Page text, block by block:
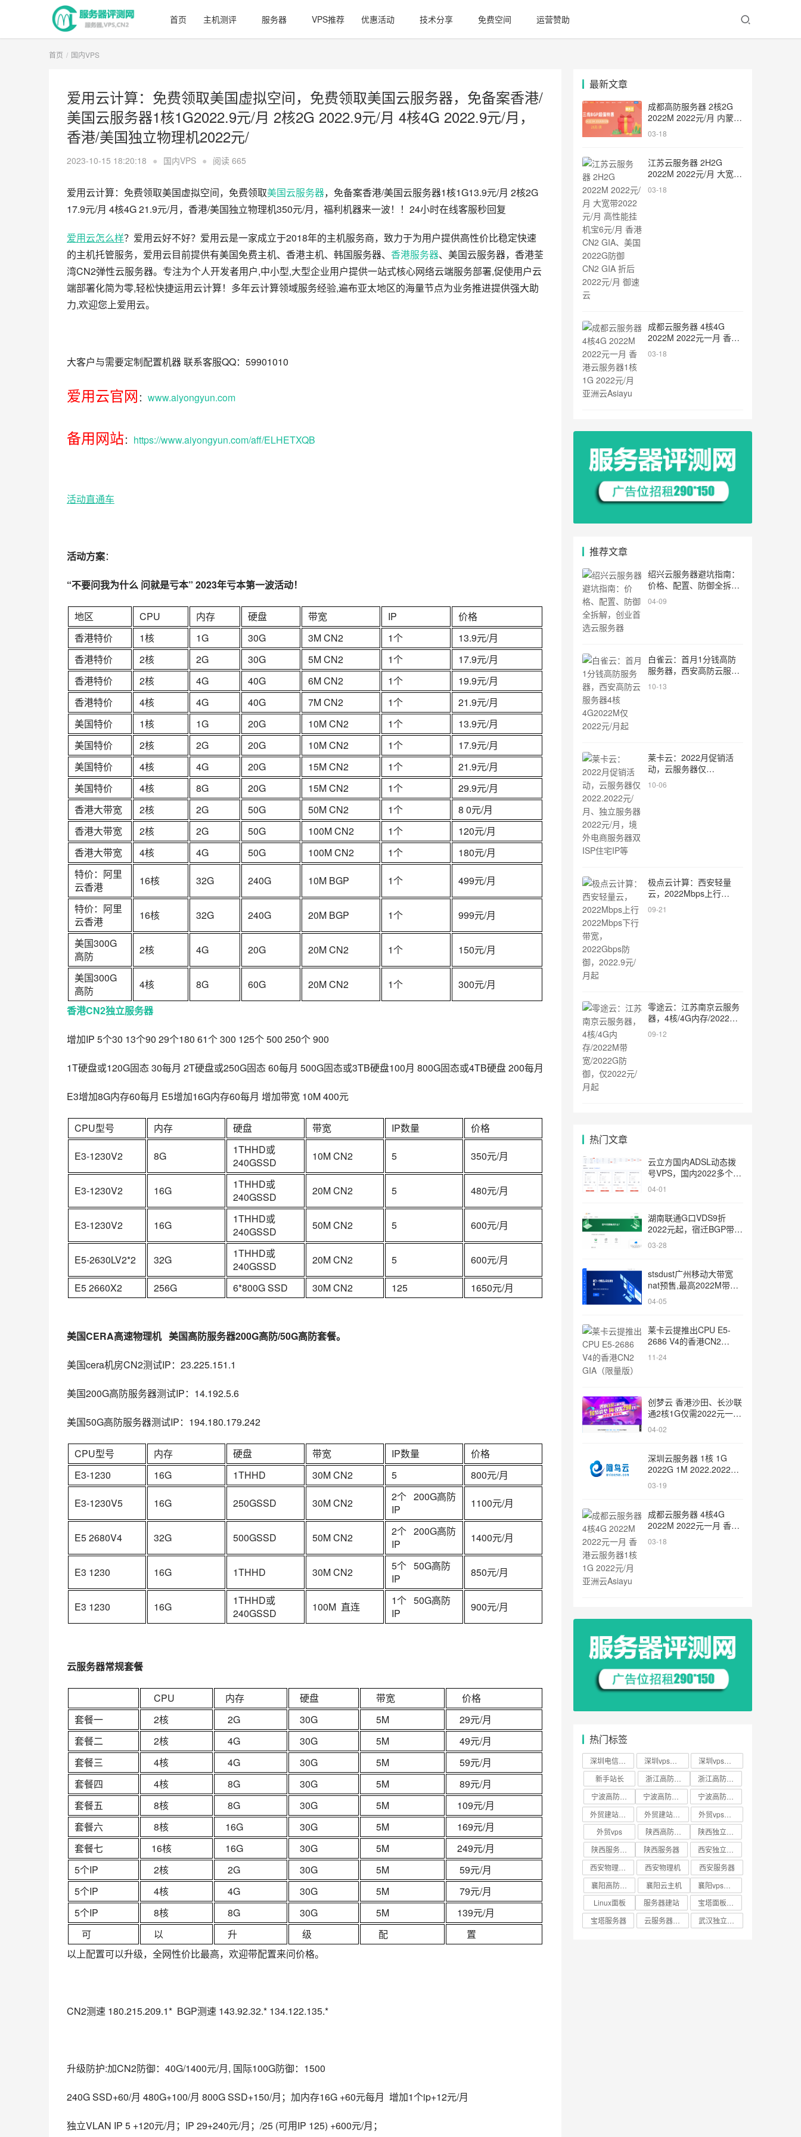
首页 主机测评 服务器 VPS推荐 优惠活动 技术分享 免费空间 运营赞助
首页 国内VPS
爱用云计算：免费领取美国虚拟空间，免费领取美国云服务器，免备案香港/
美国云服务器1核1G2022.9元/月 2核2G 2022.9元/月 4核4G 2022.9元/月，
香港/美国独立物理机2022元/
2023-10-15 18:20:18 ● 国内VPS ● 阅读 665
爱用云计算：免费领取美国虚拟空间，免费领取美国云服务器，免备案香港/美国云服务器1核1G13.9元/月 2核2G
17.9元/月 4核4G 21.9元/月，香港/美国独立物理机350元/月，福利机器来一波！！24小时在线客服秒回复
爱用云怎么样？爱用云好不好？爱用云是一家成立于2018年的主机服务商，致力于为用户提供高性价比稳定快速
的主机托管服务，爱用云目前提供有美国免费主机、香港主机、韩国服务器、 香港服务器、美国云服务器，香港荃
湾CN2弹性云服务器。专注为个人开发者用户,中小型,大型企业用户提供一站式核心网络云端服务部署,促使用户云
端部署化简为零,轻松快捷运用云计算！多年云计算领域服务经验,遍布亚太地区的海量节点为业务推进提供强大助
力,欢迎您上爱用云。
大客户与需要定制配置机器 联系客服QQ：59901010
爱用云官网 ： www.aiyongyun.com
备用网站： https://www.aiyongyun.com/aff/ELHETXQB
活动直通车
活动方案：
“不要问我为什么 问就是亏本” 2023年亏本第一波活动！
地区 CPU 内存 硬盘 带宽 IP
价格
香港特价
1核 1G 30G 3M CN2 1个
13.9元/月
香港特价
2核 2G 30G 5M CN2 1个
17.9元/月
香港特价
2核 4G 40G 6M CN2 1个
19.9元/月
香港特价
4核 4G 40G 7M CN2 1个
21.9元/月
美国特价
1核 1G 20G 10M CN2 1个
13.9元/月
美国特价
2核 2G 20G 10M CN2 1个
17.9元/月
美国特价
4核 4G 20G 15M CN2 1个
21.9元/月
美国特价
4核 8G 20G 15M CN2 1个
29.9元/月
香港大带宽
2核 2G 50G 50M CN2 1个
8 0元/月
香港大带宽
2核 2G 50G 100M CN2 1个
120元/月
香港大带宽
4核 4G 50G 100M CN2 1个
180元/月
特价：阿里
云香港
16核 32G 240G 10M BGP 1个 499元/月
特价：阿里
云香港
16核 32G 240G 20M BGP 1个 999元/月
美国300G
高防
2核 4G 20G 20M CN2 1个 150元/月
美国300G
高防
4核 8G 60G 20M CN2 1个
300元/月
香港CN2独立服务器
增加IP 5个30 13个90 29个180 61个 300 125个 500 250个 900
1T硬盘或120G固态 30每月 2T硬盘或250G固态 60每月 500G固态或3TB硬盘100月 800G固态或4TB硬盘 200每月
E3增加8G内存60每月 E5增加16G内存60每月 增加带宽 10M 400元
CPU型号 内存 硬盘 带宽 IP数量 价格
E3-1230V2 8G
1THHD或
240GSSD
10M CN2 5 350元/月
E3-1230V2 16G
1THHD或
240GSSD
20M CN2 5 480元/月
E3-1230V2 16G
1THHD或
240GSSD
50M CN2 5 600元/月
E5-2630LV2*2 32G
1THHD或
240GSSD
20M CN2 5 600元/月
E5 2660X2 256G 6*800G SSD 30M CN2 125 1650元/月
美国CERA高速物理机   美国高防服务器200G高防/50G高防套餐。
美国cera机房CN2测试IP：23.225.151.1
美国200G高防服务器测试IP：14.192.5.6
美国50G高防服务器测试IP：194.180.179.242
CPU型号 内存 硬盘 带宽 IP数量
价格
E3-1230
16G 1THHD 30M CN2 5 800元/月
E3-1230V5 16G 250GSSD 30M CN2
2个 200G高防
IP
1100元/月
E5 2680V4 32G 500GSSD 50M CN2
2个 200G高防
IP
1400元/月
E3 1230 16G 1THHD 30M CN2
5个 50G高防
IP
850元/月
E3 1230 16G
1THHD或
240GSSD
100M 直连
1个 50G高防
IP
900元/月
云服务器常规套餐
CPU 内存 硬盘 带宽
价格
套餐一
2核 2G 30G 5M
29元/月
套餐二
2核 4G 30G 5M
49元/月
套餐三
4核 4G 30G 5M
59元/月
套餐四
4核 8G 30G 5M
89元/月
套餐五
8核 8G 30G 5M
109元/月
套餐六
8核 16G 30G 5M
169元/月
套餐七
16核 16G 30G 5M
249元/月
5个IP
2核 2G 30G 5M
59元/月
5个IP
4核 4G 30G 5M
79元/月
5个IP
8核 8G 30G 5M
139元/月
可
以 升 级 配
置
以上配置可以升级，全网性价比最高，欢迎带配置来问价格。
CN2测速 180.215.209.1*  BGP测速 143.92.32.* 134.122.135.*
升级防护:加CN2防御：40G/1400元/月, 国际100G防御：1500
240G SSD+60/月 480G+100/月 800G SSD+150/月；加内存16G +60元每月  增加1个ip+12元/月
独立VLAN IP 5 +120元/月；IP 29+240元/月；/25 (可用IP 125) +600元/月；
最新文章
成都高防服务器 2核2G
2022M 2022元/月 内蒙古
BGP服务器 2核2G 5M
03-18
江苏云服务器 2H2G
2022M 2022元/月 大宽带
2022元/月 高性能挂机宝6
元/月 香港CN2 GIA、美
03-18
成都云服务器 4核4G
2022M 2022元一月 香港
云服务器1核1G 2022元/
月 亚洲云Asiayu
03-18
推荐文章
绍兴云服务器避坑指南：
价格、配置、防御全拆
解，创业首选云服务器
04-09
白雀云：首月1分钱高防
服务器，西安高防云服务
器4核4G2022M仅2022
元/月起
10-13
莱卡云：2022月促销活
动，云服务器仅
2022.2022元/月、独立服
务器2022元/月，境外电
10-06
极点云计算：西安轻量
云，2022Mbps上行
2022Mbps下行带宽，
2022Gbps防御，2022.9
09-21
零途云：江苏南京云服务
器，4核/4G内存/2022M
带宽/2022G防御，仅
2022元/月起
09-12
热门文章
云立方国内ADSL动态拨
号VPS，国内2022多个城
市节点可选，国内动态IP
服务器，自由更换VPS，
04-01
湖南联通G口VDS9折
2022元起，宿迁BGP带宽
G口VPS(¥2022元/月)，
还可选香港az/新加坡az/
月) MIcrocloud
03-28
stsdust广州移动大带宽
nat预售,最高2022M带宽
6TB月流量,限时预售
$2022/年起
04-05
莱卡云提推出CPU E5-
2686 V4的香港CN2
GIA（限量版）
11-24
创梦云 香港沙田、长沙联
通2核1G仅需2022元一个
月 挂机宝7元一个月
04-02
深圳云服务器 1核 1G
2022G 1M 2022.2022元/
月 阿鸟云
03-19
成都云服务器 4核4G
2022M 2022元一月 香港
云服务器1核1G 2022元/
月 亚洲云Asiayu
03-18
热门标签
新手站长
浙江高防vps
宁波高防云服务器
宁波高防vps
外贸vps
陕西高防服务器
陕西独立服务器
陕西服务器租用
陕西服务器
西安物理机
西安服务器
襄阳高防vps主机
襄阳云主机
襄阳vps主机
Linux面板
服务器建站
宝塔面板服务器
宝塔服务器